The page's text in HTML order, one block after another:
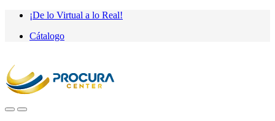
Saltar
navegación
saltar
contenido
¡De lo Virtual a lo Real!
Cátalogo